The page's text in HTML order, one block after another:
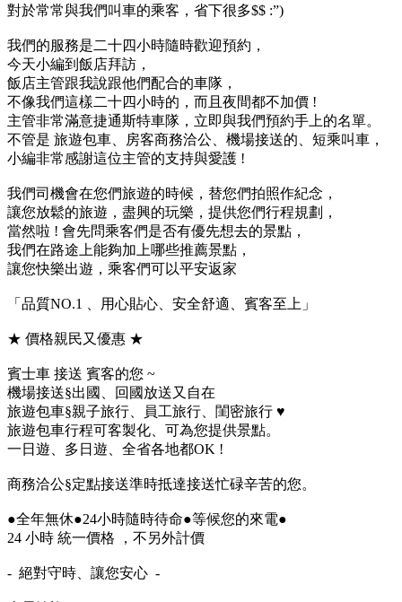
對於常常與我們叫車的乘客，省下很多$$ :”)
我們的服務是二十四小時隨時歡迎預約，
今天小編到飯店拜訪，
飯店主管跟我說跟他們配合的車隊，
不像我們這樣二十四小時的，而且夜間都不加價 !
主管非常滿意捷通斯特車隊，立即與我們預約手上的名單。
不管是 旅遊包車、房客商務洽公、機場接送的、短乘叫車，
小編非常感謝這位主管的支持與愛護 !
我們司機會在您們旅遊的時候，替您們拍照作紀念，
讓您放鬆的旅遊，盡興的玩樂，提供您們行程規劃，
當然啦 ! 會先問乘客們是否有優先想去的景點，
我們在路途上能夠加上哪些推薦景點，
讓您快樂出遊，乘客們可以平安返家
「品質NO.1 、用心貼心、安全舒適、賓客至上」
★ 價格親民又優惠 ★
賓士車 接送 賓客的您 ~
機場接送§出國、回國放送又自在
旅遊包車§親子旅行、員工旅行、閨密旅行 ♥
旅遊包車行程可客製化、可為您提供景點。
一日遊、多日遊、全省各地都OK !
商務洽公§定點接送準時抵達接送忙碌辛苦的您。
●全年無休●24小時隨時待命●等候您的來電●
24 小時 統一價格 ，不另外計價
- 絕對守時、讓您安心 -